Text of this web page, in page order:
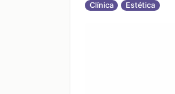
Clínica Estética